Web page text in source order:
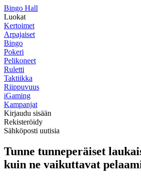
Bingo Hall
Luokat
Kertoimet
Arpajaiset
Bingo
Pokeri
Pelikoneet
Ruletti
Taktiikka
Riippuvuus
iGaming
Kampanjat
Kirjaudu sisään
Rekisteröidy
Sähköposti uutisia
Tunne tunneperäiset
kuin ne vaikuttavat